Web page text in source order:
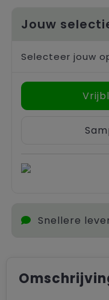
Jouw
Selecteer jouw
Snellere